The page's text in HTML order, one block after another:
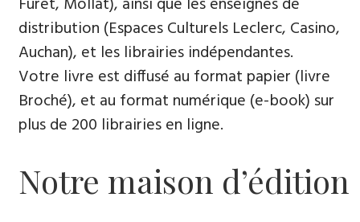
distribution (Espaces Culturels Leclerc, Casino,
Auchan), et les librairies indépendantes.
Votre livre est diffusé au format papier (livre
Broché), et au format numérique (e-book) sur
plus de 200 librairies en ligne.
Notre maison d’édition